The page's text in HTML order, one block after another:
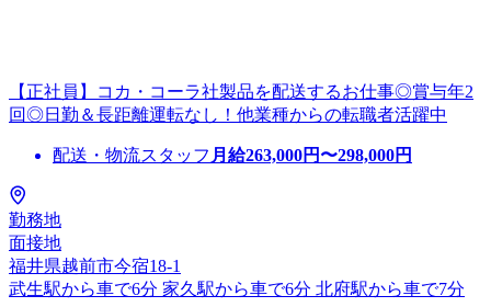
【正社員】コカ・コーラ社製品を配送するお仕事◎賞与年2
回◎日勤＆長距離運転なし！他業種からの転職者活躍中
配送・物流スタッフ 月給263,000円〜298,000円
勤務地
面接地
福井県越前市今宿18-1
武生駅から車で6分 家久駅から車で6分 北府駅から車で7分